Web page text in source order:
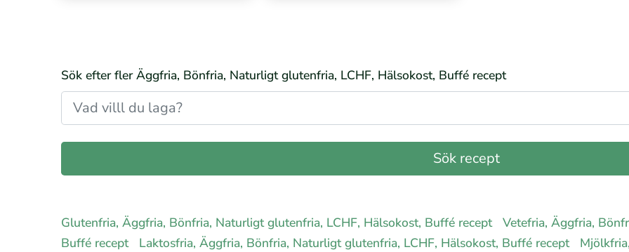
Sök efter fler Äggfria, Bönfria, Naturligt glutenfria, LCHF, Hälsokost, Buffé recept
Glutenfria, Äggfria, Bönfria, Naturligt glutenfria, LCHF, Hälsokost, Buffé recept Vetefria, Äggfria,
Buffé recept
Laktosfria, Äggfria, Bönfria, Naturligt glutenfria, LCHF, Hälsokost, Buffé recept